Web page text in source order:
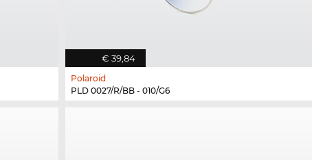
€ 39,84
Polaroid
PLD 0027/R/BB - 010/G6